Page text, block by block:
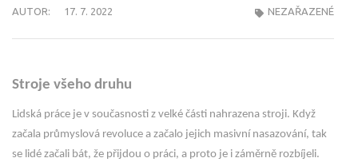
AUTOR: 17. 7. 2022 NEZAŘAZENÉ
Stroje všeho druhu
Lidská práce je v současnosti z velké části nahrazena stroji. Když
začala průmyslová revoluce a začalo jejich masivní nasazování, tak
se lidé začali bát, že přijdou o práci, a proto je i záměrně rozbíjeli.